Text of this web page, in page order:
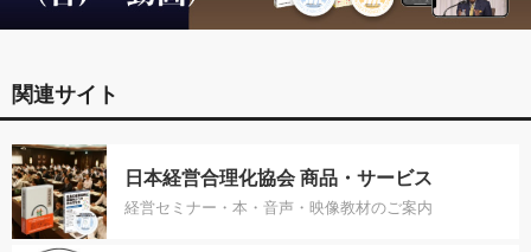
関連サイト
日本経営合理化協会 商品・サービス
経営セミナー・本・音声・映像教材のご案内